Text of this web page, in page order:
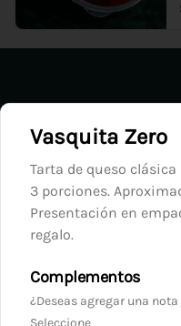
Conócenos
Cobertura
Términos y condiciones
Vasquita Zero
Tarta de queso
3 porciones.
Presentación en
regalo.
Complementos
¿Deseas agregar una
Seleccione